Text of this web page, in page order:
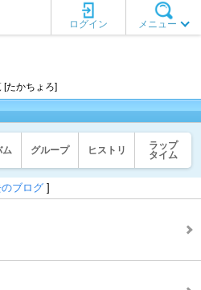
メニュー
ログイン
[たかちょろ]
ム グループ ヒストリ
ラップ
タイム
ブログ ]